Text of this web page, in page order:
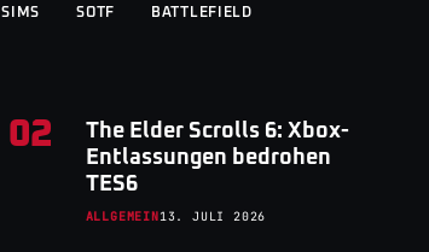
SIMS SOTF BATTLEFIELD
02
The Elder Scrolls 6: Xbox-
Entlassungen bedrohen
TES6
ALLGEMEIN13. JULI 2026